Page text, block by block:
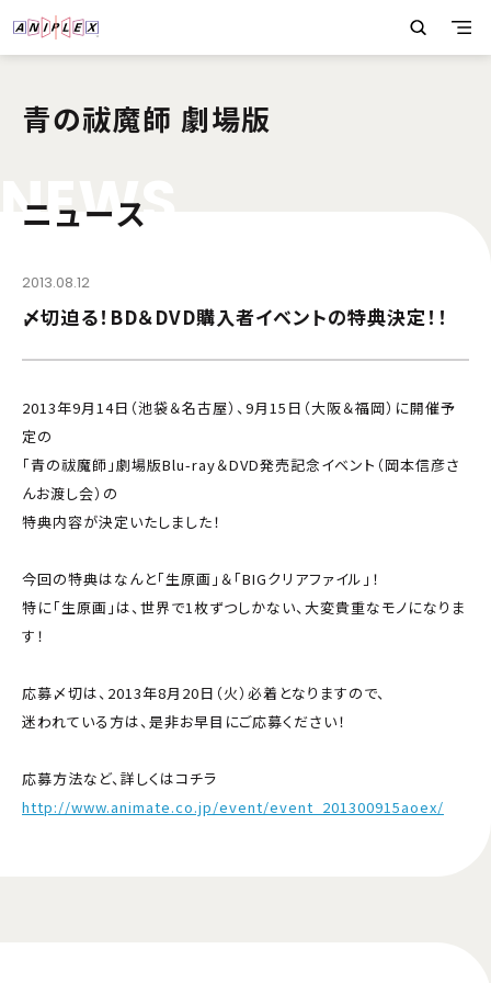
青の祓魔師 劇場版
NEWS
ニュース
2013.08.12
〆切迫る！BD＆DVD購入者イベントの特典決定！！
2013年9月14日（池袋＆名古屋）、9月15日（大阪＆福岡）に開催予
定の
「青の祓魔師」劇場版Blu-ray＆DVD発売記念イベント（岡本信彦さ
んお渡し会）の
特典内容が決定いたしました！
今回の特典はなんと「生原画」＆「BIGクリアファイル」！
特に「生原画」は、世界で1枚ずつしかない、大変貴重なモノになりま
す！
応募〆切は、2013年8月20日（火）必着となりますので、
迷われている方は、是非お早目にご応募ください！
応募方法など、詳しくはコチラ
http://www.animate.co.jp/event/event_201300915aoex/